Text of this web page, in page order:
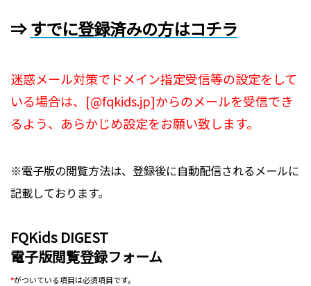
⇒すでに登録済みの方はコチラ
迷惑メール対策でドメイン指定受信等の設定をして
いる場合は、[@fqkids.jp]からのメールを受信でき
るよう、あらかじめ設定をお願い致します。
※電子版の閲覧方法は、登録後に自動配信されるメールに
記載しております。
FQKids DIGEST
電子版閲覧登録フォーム
*がついている項目は必須項目です。